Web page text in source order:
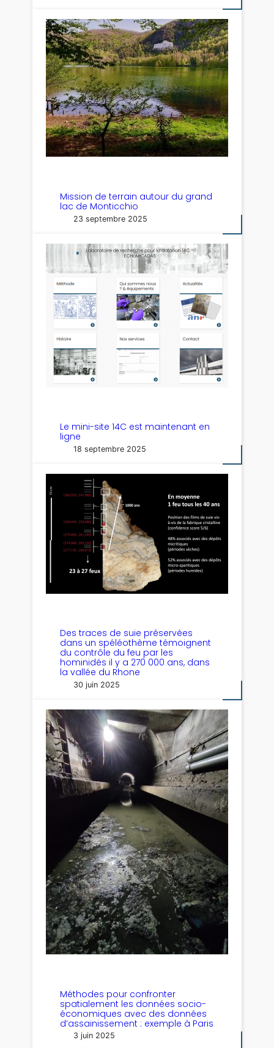
Mission de terrain autour du grand
lac de Monticchio
23 septembre 2025
Le mini-site 14C est maintenant en
ligne
18 septembre 2025
Des traces de suie préservées
dans un spéléothème témoignent
du contrôle du feu par les
hominidés il y a 270 000 ans, dans
la vallée du Rhone
30 juin 2025
Méthodes pour confronter
spatialement les données socio-
économiques avec des données
d’assainissement : exemple à Paris
3 juin 2025